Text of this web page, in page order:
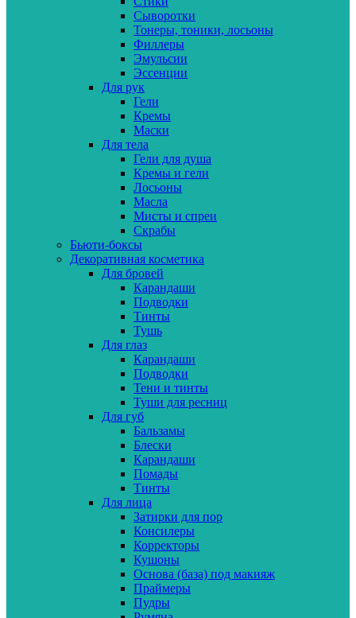
Сыворотки
Тонеры, тоники, лосьоны
Филлеры
Эмульсии
Эссенции
Для рук
Гели
Кремы
Маски
Для тела
Гели для душа
Кремы и гели
Лосьоны
Масла
Мисты и спреи
Скрабы
Бьюти-боксы
Декоративная косметика
Для бровей
Карандаши
Подводки
Тинты
Тушь
Для глаз
Карандаши
Подводки
Тени и тинты
Туши для ресниц
Для губ
Бальзамы
Блески
Карандаши
Помады
Тинты
Для лица
Затирки для пор
Консилеры
Корректоры
Кушоны
Основа (база) под макияж
Праймеры
Пудры